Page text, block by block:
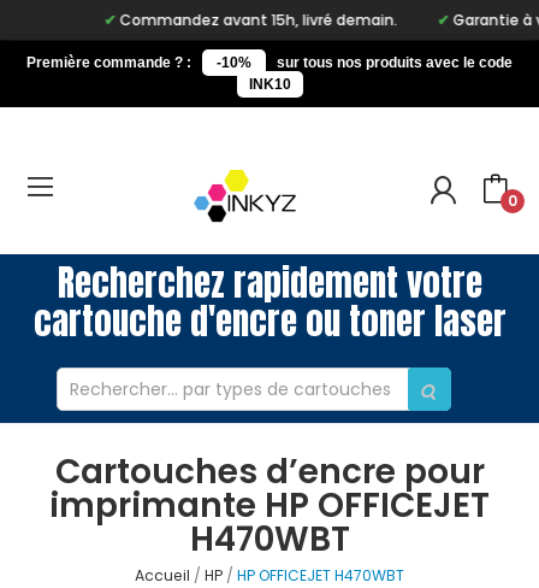
Commandez avant 15h, livré demain. Garantie à vie
Première commande ? : -10%
sur tous nos produits avec le code
INK10
0
Recherchez rapidement votre
cartouche d'encre ou toner laser
Cartouches d’encre pour
imprimante HP OFFICEJET
H470WBT
Accueil HP HP OFFICEJET H470WBT